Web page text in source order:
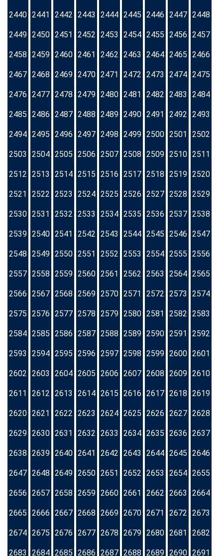
2440 2441 2442 2443 2444 2445 2446 2447 2448
2449 2450 2451 2452 2453 2454 2455 2456 2457
2458 2459 2460 2461 2462 2463 2464 2465 2466
2467 2468 2469 2470 2471 2472 2473 2474 2475
2476 2477 2478 2479 2480 2481 2482 2483 2484
2485 2486 2487 2488 2489 2490 2491 2492 2493
2494 2495 2496 2497 2498 2499 2500 2501 2502
2503 2504 2505 2506 2507 2508 2509 2510 2511
2512 2513 2514 2515 2516 2517 2518 2519 2520
2521 2522 2523 2524 2525 2526 2527 2528 2529
2530 2531 2532 2533 2534 2535 2536 2537 2538
2539 2540 2541 2542 2543 2544 2545 2546 2547
2548 2549 2550 2551 2552 2553 2554 2555 2556
2557 2558 2559 2560 2561 2562 2563 2564 2565
2566 2567 2568 2569 2570 2571 2572 2573 2574
2575 2576 2577 2578 2579 2580 2581 2582 2583
2584 2585 2586 2587 2588 2589 2590 2591 2592
2593 2594 2595 2596 2597 2598 2599 2600 2601
2602 2603 2604 2605 2606 2607 2608 2609 2610
2611 2612 2613 2614 2615 2616 2617 2618 2619
2620 2621 2622 2623 2624 2625 2626 2627 2628
2629 2630 2631 2632 2633 2634 2635 2636 2637
2638 2639 2640 2641 2642 2643 2644 2645 2646
2647 2648 2649 2650 2651 2652 2653 2654 2655
2656 2657 2658 2659 2660 2661 2662 2663 2664
2665 2666 2667 2668 2669 2670 2671 2672 2673
2674 2675 2676 2677 2678 2679 2680 2681 2682
2683 2684 2685 2686 2687 2688 2689 2690 2691